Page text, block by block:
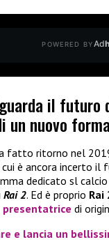
POWERED BYAd
il futuro
un nuovo
fatto ritorno nel
è ancora incerto il
dedicato sl
Rai 2. Ed è proprio Rai
presentatrice di
e lancia un